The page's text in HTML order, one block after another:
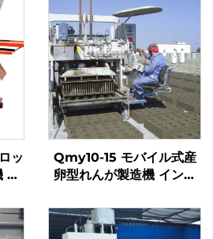
ッ
液
Qmy10-15 モバイル式産
卵型れんが製造機 インタ
型 自動ブロック自動車製
造機